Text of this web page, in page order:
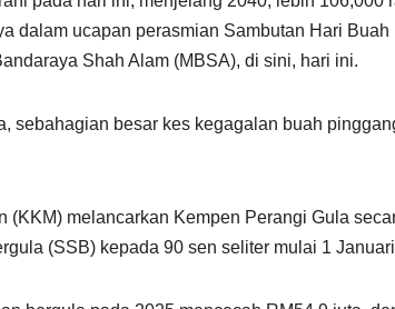
dalam ucapan perasmian Sambutan Hari
Shah Alam (MBSA), di sini, hari ini.
sebahagian besar kes kegagalan buah
(KKM) melancarkan Kempen Perangi Gula
(SSB) kepada 90 sen seliter mulai 1